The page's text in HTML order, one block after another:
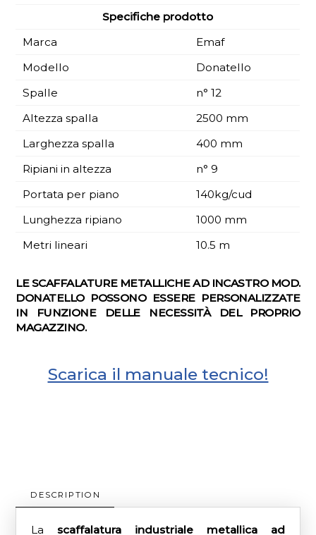
Specifiche prodotto
Marca
Emaf
Modello
Donatello
Spalle
n° 12
Altezza spalla
2500 mm
Larghezza spalla
400 mm
Ripiani in altezza
n° 9
Portata per piano
140kg/cud
Lunghezza ripiano
1000 mm
Metri lineari
10.5 m
LE SCAFFALATURE METALLICHE AD INCASTRO MOD.
DONATELLO POSSONO ESSERE PERSONALIZZATE
IN FUNZIONE DELLE NECESSITÀ DEL PROPRIO
MAGAZZINO.
Scarica il manuale tecnico!
DESCRIPTION
Lascaffalatura industriale metallica ad